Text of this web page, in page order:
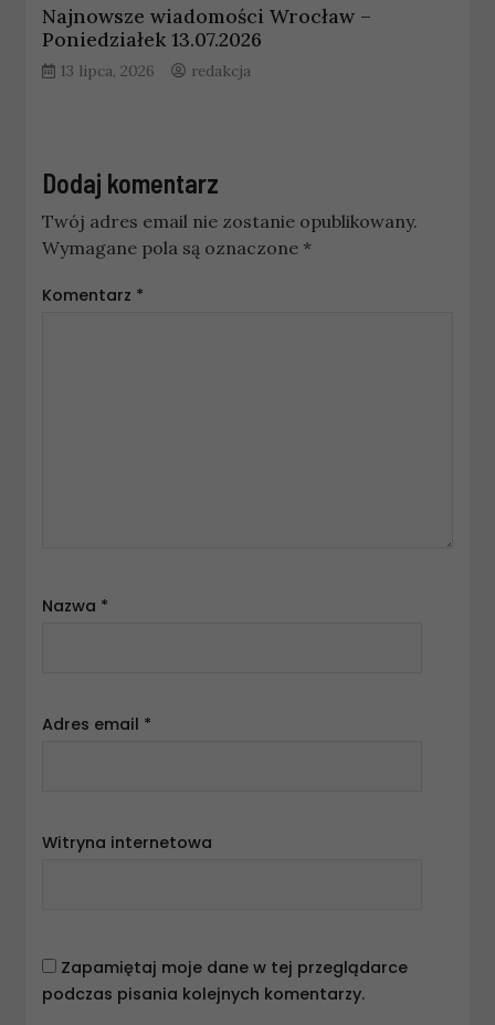
Najnowsze wiadomości Wrocław –
Poniedziałek 13.07.2026
13 lipca, 2026 redakcja
Dodaj komentarz
Twój adres email nie zostanie opublikowany.
Wymagane pola są oznaczone *
Komentarz *
Nazwa *
Adres email *
Witryna internetowa
Zapamiętaj moje dane w tej przeglądarce
podczas pisania kolejnych komentarzy.